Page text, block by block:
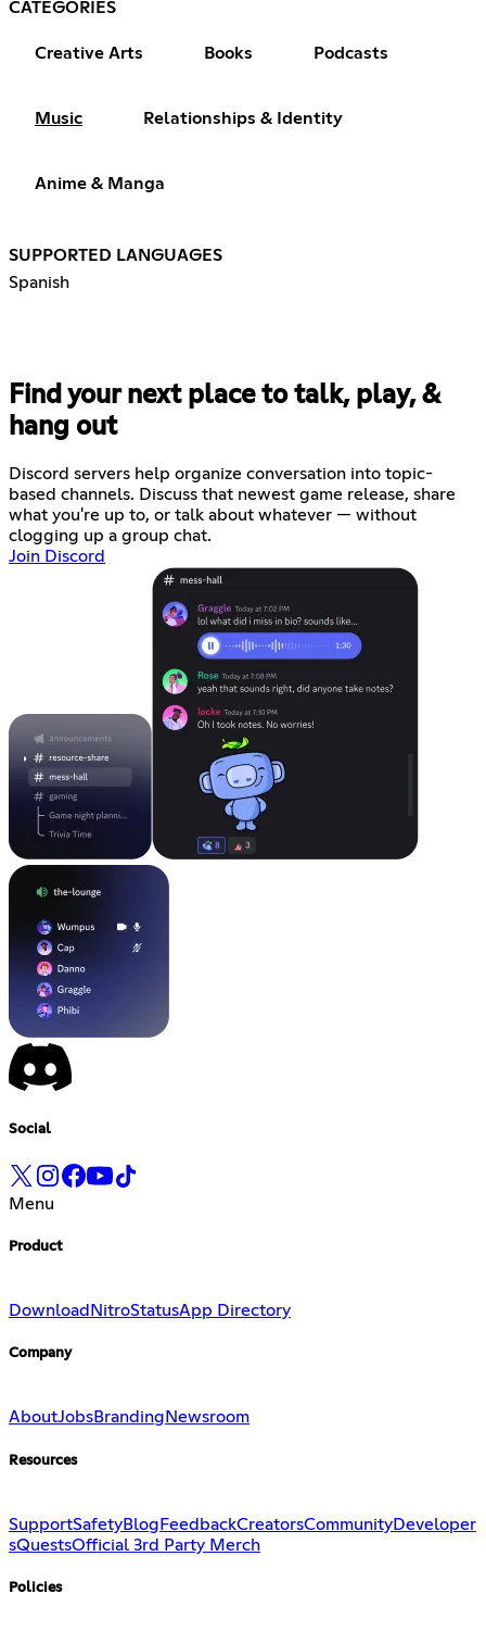
CATEGORIES
Creative Arts Books Podcasts
Music Relationships & Identity
Anime & Manga
SUPPORTED LANGUAGES
Spanish
Find your next place to talk, play, &
hang out
Discord servers help organize conversation into topic-
based channels. Discuss that newest game release, share
what you're up to, or talk about whatever — without
clogging up a group chat.
Join Discord
Social
Menu
Product
Download NitroStatusApp Directory
Company
AboutJobsBranding Newsroom
Resources
SupportSafetyBlog FeedbackCreatorsCommunityDeveloper
sQuestsOfficial 3rd Party Merch
Policies